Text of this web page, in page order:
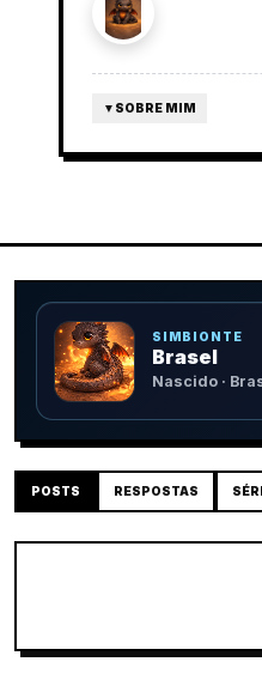
▼ SOBRE MIM
SIMBIONTE
Brasel
Nascido ·
POSTS RESPOSTAS